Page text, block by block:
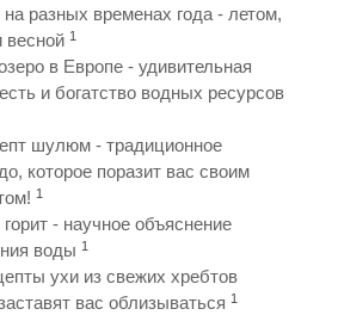
разных временах года - летом,
весной 1
в Европе - удивительная
и богатство водных ресурсов
шулюм - традиционное
которое поразит вас своим
1
- научное объяснение
воды 1
ухи из свежих хребтов
вас облизываться 1